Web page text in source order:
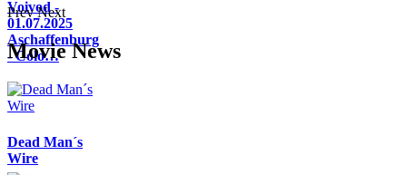
Voivod -
01.07.2025
Aschaffenburg
- Colo…
Prev Next
Movie News
Dead Man´s
Wire